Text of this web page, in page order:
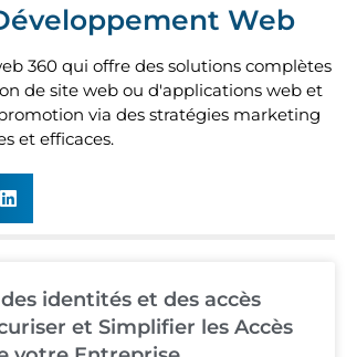
Web
360 qui offre des solutions complètes
de site web ou d'applications web et
via des stratégies marketing
et efficaces.
identités et des accès
et Simplifier les Accès